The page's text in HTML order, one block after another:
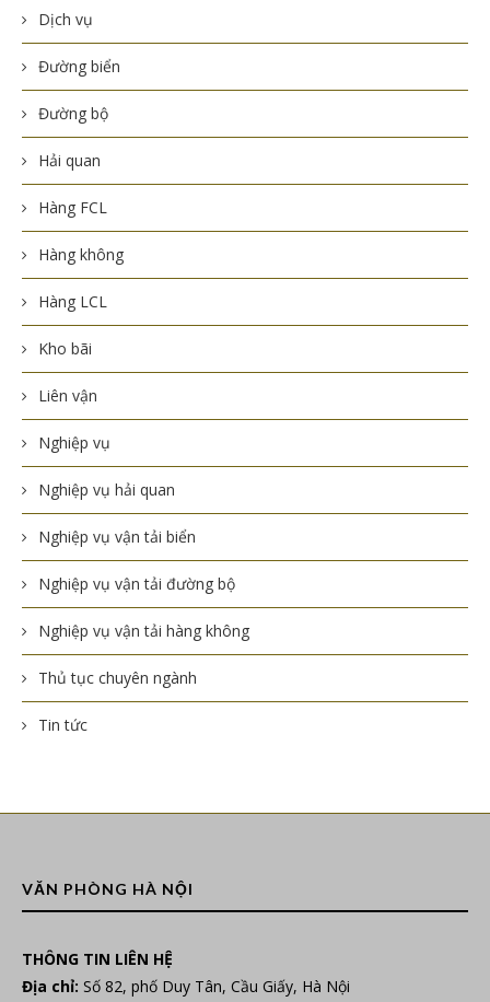
Dịch vụ
Đường biển
Đường bộ
Hải quan
Hàng FCL
Hàng không
Hàng LCL
Kho bãi
Liên vận
Nghiệp vụ
Nghiệp vụ hải quan
Nghiệp vụ vận tải biển
Nghiệp vụ vận tải đường bộ
Nghiệp vụ vận tải hàng không
Thủ tục chuyên ngành
Tin tức
VĂN PHÒNG HÀ NỘI
THÔNG TIN LIÊN HỆ
Địa chỉ: Số 82, phố Duy Tân, Cầu Giấy, Hà Nội